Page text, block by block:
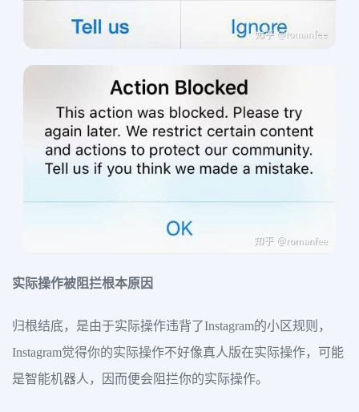
实际操作被阻拦根本原因
归根结底，是由于实际操作违背了Instagram的小区规则，
Instagram觉得你的实际操作不好像真人版在实际操作，可能
是智能机器人，因而便会阻拦你的实际操作。